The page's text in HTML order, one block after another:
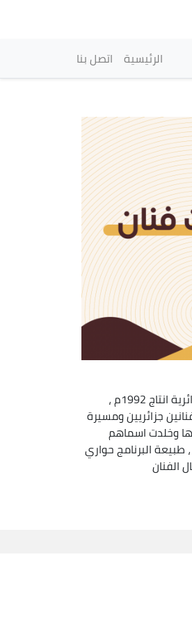
principale
الرئيسية اتصل بنا
برنامج من أرشيف الإذاعة الجزائرية انتاج 1992م ،
جزائريين ومسيرة
وخلدت اسماهم
طبيعة البرنامج حواري
الفنان